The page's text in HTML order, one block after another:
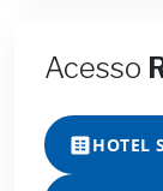
Acesso
HOTEL